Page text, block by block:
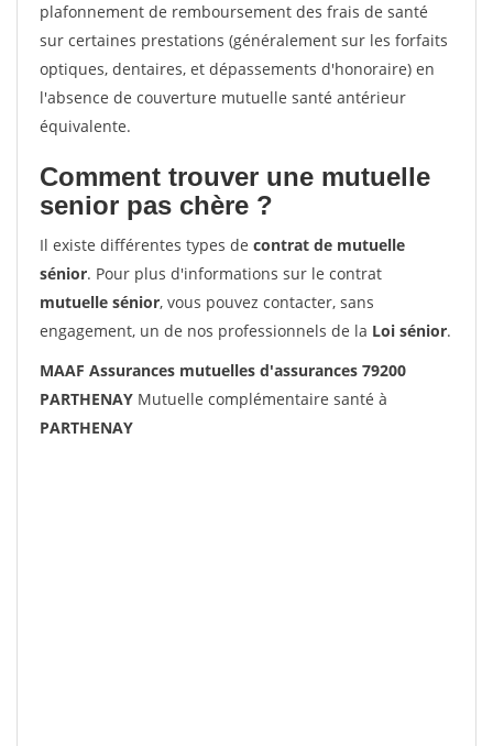
plafonnement de remboursement des frais de santé
sur certaines prestations (généralement sur les forfaits
optiques, dentaires, et dépassements d'honoraire) en
l'absence de couverture mutuelle santé antérieur
équivalente.
Comment trouver une mutuelle
senior pas chère ?
Il existe différentes types de contrat de mutuelle
sénior. Pour plus d'informations sur le contrat
mutuelle sénior, vous pouvez contacter, sans
engagement, un de nos professionnels de la Loi sénior.
MAAF Assurances mutuelles d'assurances 79200
PARTHENAY Mutuelle complémentaire santé à
PARTHENAY